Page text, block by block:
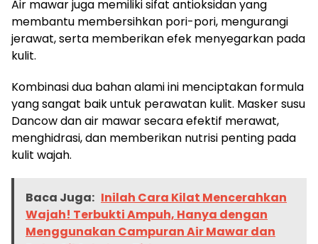
Air mawar juga memiliki sifat antioksidan yang
membantu membersihkan pori-pori, mengurangi
jerawat, serta memberikan efek menyegarkan pada
kulit.
Kombinasi dua bahan alami ini menciptakan formula
yang sangat baik untuk perawatan kulit. Masker susu
Dancow dan air mawar secara efektif merawat,
menghidrasi, dan memberikan nutrisi penting pada
kulit wajah.
Baca Juga: Inilah Cara Kilat Mencerahkan
Wajah! Terbukti Ampuh, Hanya dengan
Menggunakan Campuran Air Mawar dan